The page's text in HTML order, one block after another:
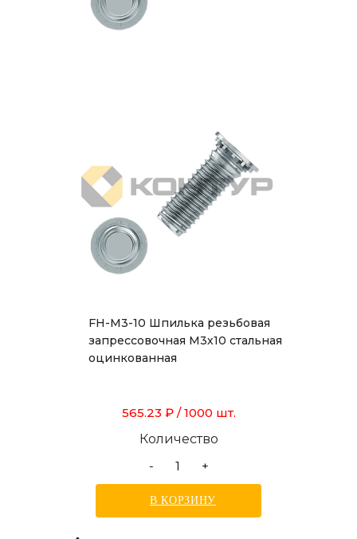
FH-M3-10 Шпилька резьбовая
запрессовочная М3х10 стальная
оцинкованная
565.23 ₽ / 1000 шт.
Количество
-
+
В КОРЗИНУ